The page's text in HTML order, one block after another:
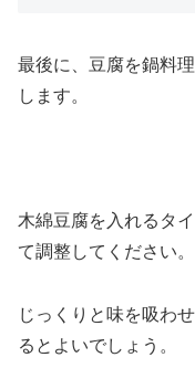
最後に、豆腐を鍋料
します。
木綿豆腐を入れるタ
て調整してください。
じっくりと味を吸わ
るとよいでしょう。